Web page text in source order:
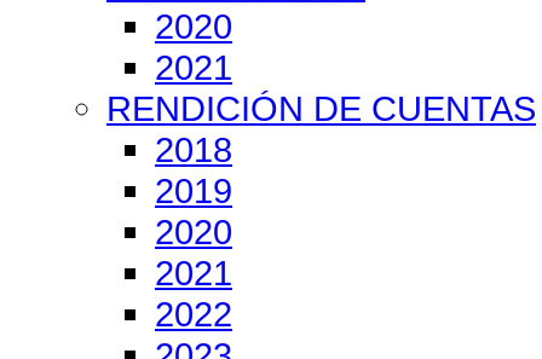
2020
2021
RENDICIÓN DE CUENTAS
2018
2019
2020
2021
2022